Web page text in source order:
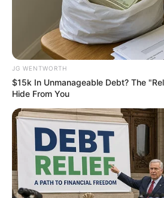
BRAINBERRIES
You'll Be Amazed By The Blue
BRAINBERRIES
JG WENTWORTH
$15k In Unmanageable Debt? The
Hide From You